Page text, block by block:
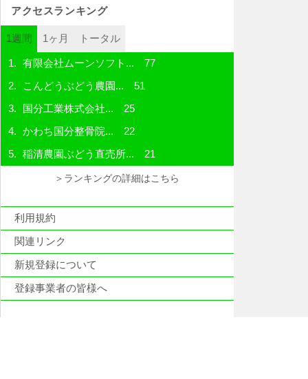
アクセスランキング
1週間 1ヶ月 トータル
有限会社ムーンソフト... 77
こんどうぶどう農園... 51
国分工業株式会社... 25
かわち国分整骨院... 22
稲清農園ぶどう直売所... 21
＞ランキングの詳細はこちら
利用規約
関連リンク
新規登録について
登録事業者の皆様へ